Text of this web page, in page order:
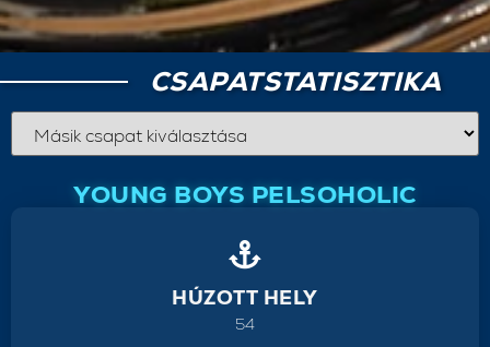
CSAPATSTATISZTIKA
YOUNG BOYS PELSOHOLIC
HÚZOTT HELY
54